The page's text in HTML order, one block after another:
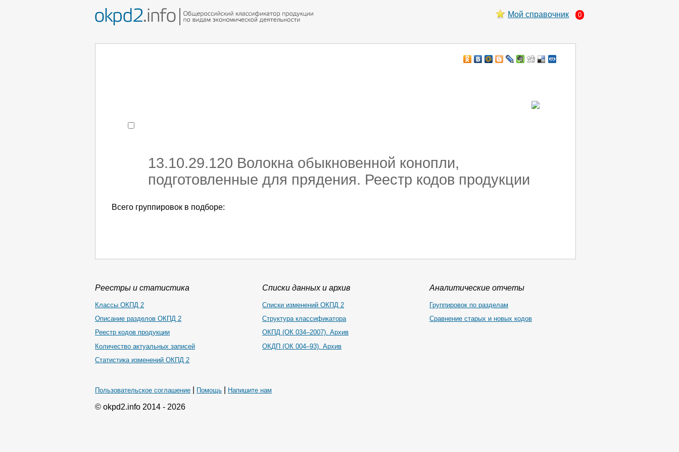
Мой справочник 0
13.10.29.120 Волокна обыкновенной конопли,
подготовленные для прядения. Реестр кодов продукции
Всего группировок в подборе:
Реестры и статистика
Классы ОКПД 2
Описание разделов ОКПД 2
Реестр кодов продукции
Количество актуальных записей
Статистика изменений ОКПД 2
Списки данных и архив
Списки изменений ОКПД 2
Структура классификатора
ОКПД (ОК 034–2007). Архив
ОКДП (ОК 004–93). Архив
Аналитические отчеты
Группировок по разделам
Сравнение старых и новых кодов
Пользовательское соглашение Помощь Напишите нам
© okpd2.info 2014 - 2026